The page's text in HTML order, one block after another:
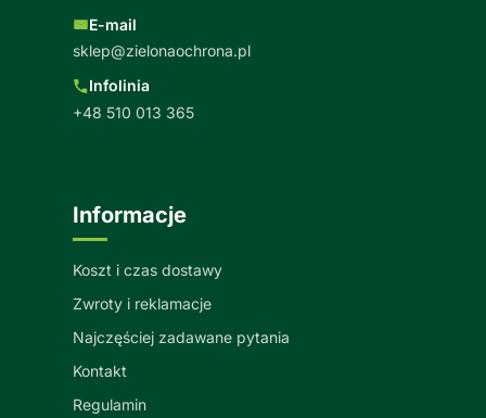
E-mail
sklep@zielonaochrona.pl
Infolinia
+48 510 013 365
Informacje
Koszt i czas dostawy
Zwroty i reklamacje
Najczęściej zadawane pytania
Kontakt
Regulamin